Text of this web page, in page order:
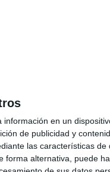
en un
de publicidad y
las características
alternativa, puede